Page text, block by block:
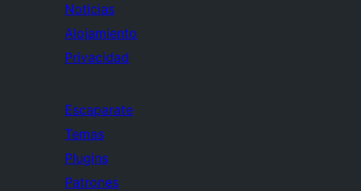
Noticias
Alojamiento
Privacidad
Escaparate
Temas
Plugins
Patrones